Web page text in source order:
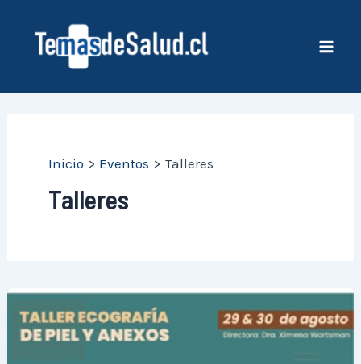
contenido
Inicio Eventos Talleres
Talleres